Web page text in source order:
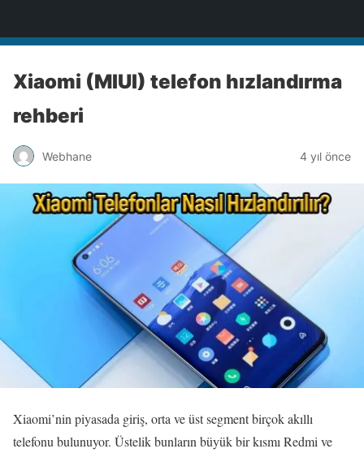
Xiaomi (MIUI) telefon hızlandırma
rehberi
Webhane 4 yıl önce
Xiaomi’nin piyasada giriş, orta ve üst segment birçok akıllı
telefonu bulunuyor. Üstelik bunların büyük bir kısmı Redmi ve